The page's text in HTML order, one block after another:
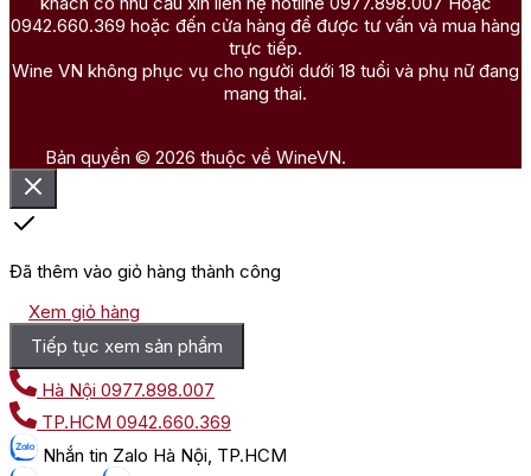
0942.660.369 hoặc đến cửa hàng để được tư vấn và mua hàng
trực tiếp.
Wine VN không phục vụ cho người dưới 18 tuổi và phụ nữ đang
mang thai.
Bản quyền © 2026 thuộc về WineVN.
Đã thêm vào giỏ hàng thành công
Xem giỏ hàng
Tiếp tục xem sản phẩm
Hà Nội 0977.898.007
TP.HCM 0942.660.369
Nhắn tin Zalo Hà Nội, TP.HCM